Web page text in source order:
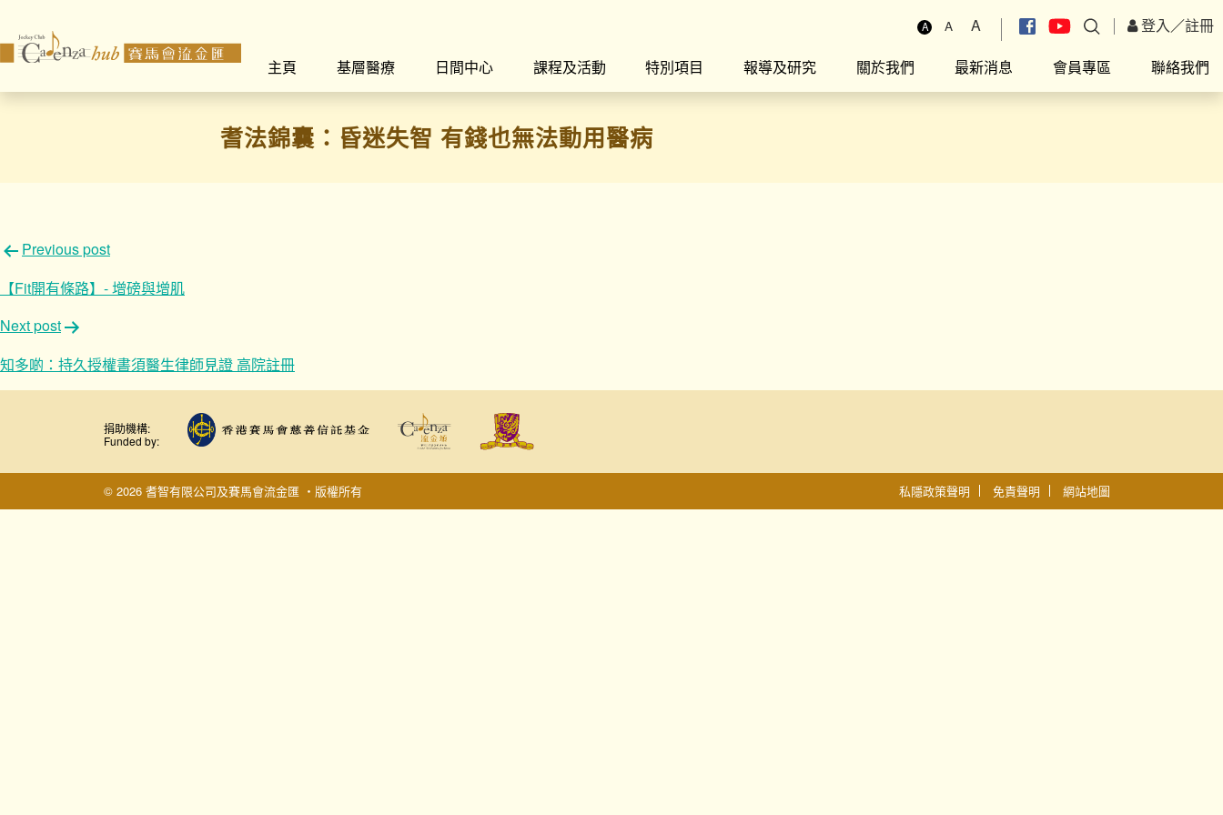
A A A 登入／註冊
主頁
基層醫療 日間中心 課程及活動 特別項目 報導及研究 關於我們 最新消息 會員專區 聯絡我們
耆法錦囊：昏迷失智 有錢也無法動用醫病
文
章
導
覽
Previous post
【Fit開有條路】- 增磅與增肌
Next post
知多啲：持久授權書須醫生律師見證 高院註冊
捐助機構:
Funded by:
© 2026 耆智有限公司及賽馬會流金匯 ‧版權所有 私隱政策聲明 免責聲明 網站地圖